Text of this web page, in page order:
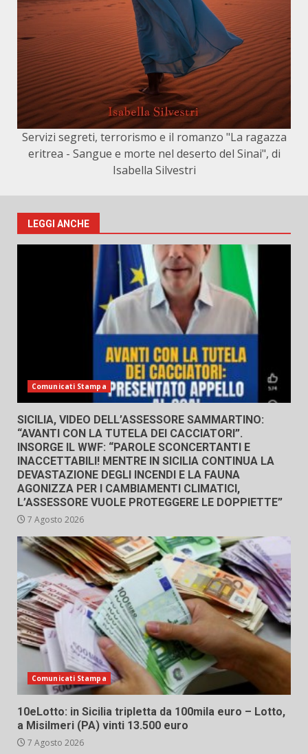
Servizi segreti, terrorismo e il romanzo "La ragazza
eritrea - Sangue e morte nel deserto del Sinai", di
Isabella Silvestri
LEGGI ANCHE
Comunicati Stampa
SICILIA, VIDEO DELL’ASSESSORE SAMMARTINO:
“AVANTI CON LA TUTELA DEI CACCIATORI”.
INSORGE IL WWF: “PAROLE SCONCERTANTI E
INACCETTABILI! MENTRE IN SICILIA CONTINUA LA
DEVASTAZIONE DEGLI INCENDI E LA FAUNA
AGONIZZA PER I CAMBIAMENTI CLIMATICI,
L’ASSESSORE VUOLE PROTEGGERE LE DOPPIETTE”
7 Agosto 2026
Comunicati Stampa
10eLotto: in Sicilia tripletta da 100mila euro – Lotto,
a Misilmeri (PA) vinti 13.500 euro
7 Agosto 2026